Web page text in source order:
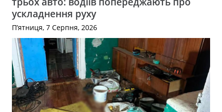
ускладнення руху
П’ятниця, 7 Серпня, 2026